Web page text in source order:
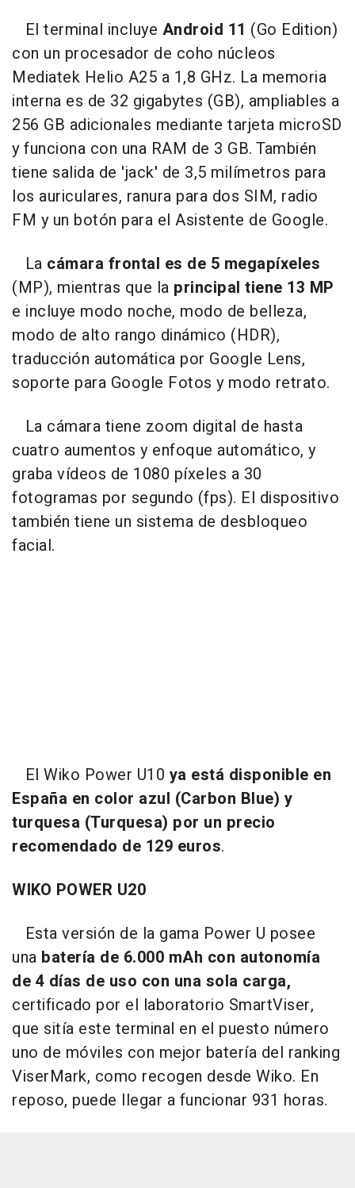
El terminal incluye Android 11 (Go Edition)
con un procesador de coho núcleos
Mediatek Helio A25 a 1,8 GHz. La memoria
interna es de 32 gigabytes (GB), ampliables a
256 GB adicionales mediante tarjeta microSD
y funciona con una RAM de 3 GB. También
tiene salida de 'jack' de 3,5 milímetros para
los auriculares, ranura para dos SIM, radio
FM y un botón para el Asistente de Google.
La cámara frontal es de 5 megapíxeles
(MP), mientras que la principal tiene 13 MP
e incluye modo noche, modo de belleza,
modo de alto rango dinámico (HDR),
traducción automática por Google Lens,
soporte para Google Fotos y modo retrato.
La cámara tiene zoom digital de hasta
cuatro aumentos y enfoque automático, y
graba vídeos de 1080 píxeles a 30
fotogramas por segundo (fps). El dispositivo
también tiene un sistema de desbloqueo
facial.
El Wiko Power U10 ya está disponible en
España en color azul (Carbon Blue) y
turquesa (Turquesa) por un precio
recomendado de 129 euros.
WIKO POWER U20
Esta versión de la gama Power U posee
una batería de 6.000 mAh con autonomía
de 4 días de uso con una sola carga,
certificado por el laboratorio SmartViser,
que sitía este terminal en el puesto número
uno de móviles con mejor batería del ranking
ViserMark, como recogen desde Wiko. En
reposo, puede llegar a funcionar 931 horas.